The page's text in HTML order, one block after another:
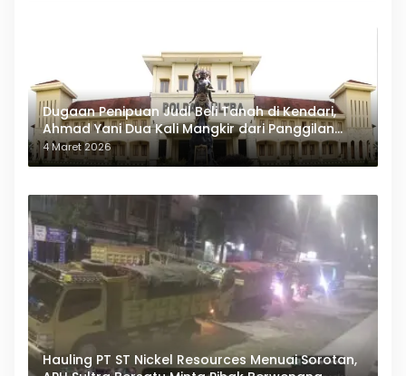
Dugaan Penipuan Jual Beli Tanah di Kendari,
Ahmad Yani Dua Kali Mangkir dari Panggilan
Polda Sultra
4 Maret 2026
Hauling PT ST Nickel Resources Menuai Sorotan,